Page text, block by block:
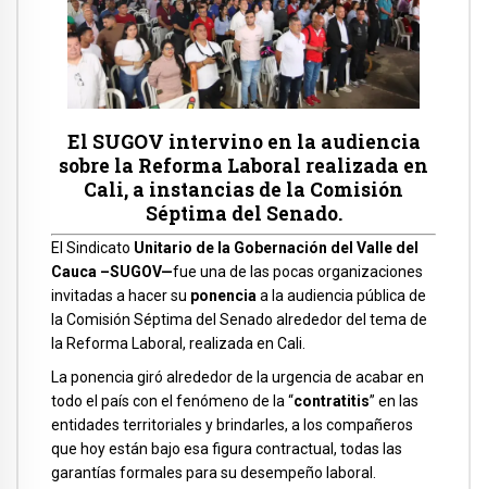
El SUGOV intervino en la audiencia
sobre la Reforma Laboral realizada en
Cali, a instancias de la Comisión
Séptima del Senado.
El Sindicato Unitario de la Gobernación del Valle del
Cauca –SUGOV—fue una de las pocas organizaciones
invitadas a hacer su ponenciaa la audiencia pública de
la Comisión Séptima del Senado alrededor del tema de
la Reforma Laboral, realizada en Cali.
La ponencia giró alrededor de la urgencia de acabar en
todo el país con el fenómeno de la “contratitis” en las
entidades territoriales y brindarles, a los compañeros
que hoy están bajo esa figura contractual, todas las
garantías formales para su desempeño laboral.